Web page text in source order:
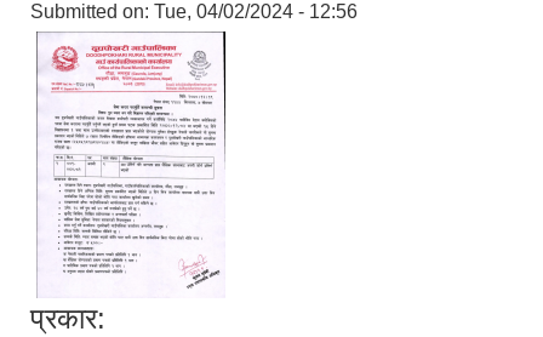
Submitted on: Tue, 04/02/2024 - 12:56
प्रकार: